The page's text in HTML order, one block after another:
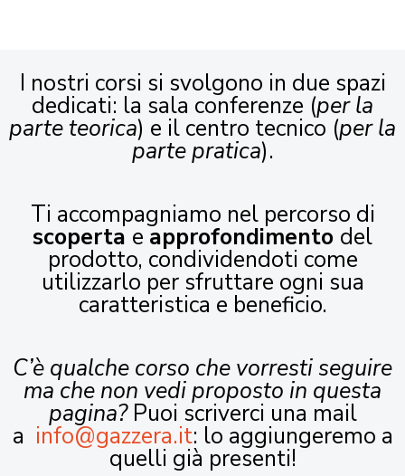
I nostri corsi si svolgono in due spazi
dedicati: la sala conferenze (per la
parte teorica) e il centro tecnico (per la
parte pratica).
Ti accompagniamo nel percorso di
scoperta e approfondimento del
prodotto, condividendoti come
utilizzarlo per sfruttare ogni sua
caratteristica e beneficio.
C’è qualche corso che vorresti seguire
ma che non vedi proposto in questa
pagina?Puoi scriverci una mail
a info@gazzera.it: lo aggiungeremo a
quelli già presenti!